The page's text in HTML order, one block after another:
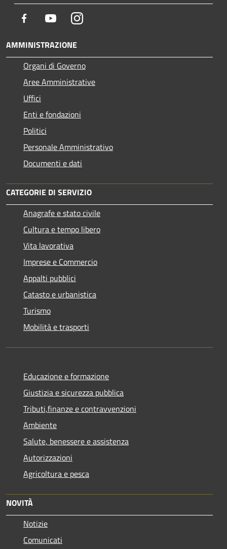
Facebook YoutubeInstagram
AMMINISTRAZIONE
Organi di Governo
Aree Amministrative
Uffici
Enti e fondazioni
Politici
Personale Amministrativo
Documenti e dati
CATEGORIE DI SERVIZIO
Anagrafe e stato civile
Cultura e tempo libero
Vita lavorativa
Imprese e Commercio
Appalti pubblici
Catasto e urbanistica
Turismo
Mobilità e trasporti
Educazione e formazione
Giustizia e sicurezza pubblica
Tributi,finanze e contravvenzioni
Ambiente
Salute, benessere e assistenza
Autorizzazioni
Agricoltura e pesca
NOVITÀ
Notizie
Comunicati